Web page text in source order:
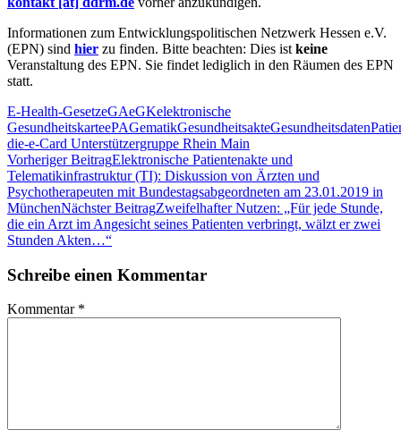
Informationen zum Entwicklungspolitischen Netzwerk Hessen e.V.
(EPN) sind hier zu finden. Bitte beachten: Dies ist keine
Veranstaltung des EPN. Sie findet lediglich in den Räumen des EPN
statt.
E-Health-GesetzeGAeGKelektronische
GesundheitskarteePAGematikGesundheitsakteGesundheitsdaten
die-e-Card Unterstützergruppe Rhein Main
Beitragsnavigation
Vorheriger BeitragElektronische Patientenakte und
Telematikinfrastruktur (TI): Diskussion von Ärzten und
Psychotherapeuten mit Bundestagsabgeordneten am 23.01.2019 in
MünchenNächster BeitragZweifelhafter Nutzen: „Für jede Stunde,
die ein Arzt im Angesicht seines Patienten verbringt, wälzt er zwei
Stunden Akten…“
Schreibe einen Kommentar
Kommentar *